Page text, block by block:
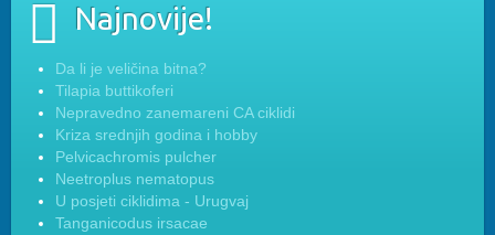
Najnovije!
Da li je veličina bitna?
Tilapia buttikoferi
Nepravedno zanemareni CA ciklidi
Kriza srednjih godina i hobby
Pelvicachromis pulcher
Neetroplus nematopus
U posjeti ciklidima - Urugvaj
Tanganicodus irsacae